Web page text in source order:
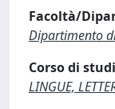
Facoltà/
Dipartimento
Corso di
LINGUE,